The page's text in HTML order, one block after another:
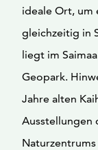
ideale Ort, um
gleichzeitig in
liegt im
Geopark.
Jahre alten
Ausstellungen